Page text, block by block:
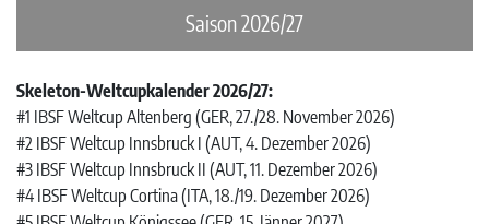
Saison 2026/27
Skeleton-Weltcupkalender 2026/27:
#1 IBSF Weltcup Altenberg (GER, 27./28. November 2026)
#2 IBSF Weltcup Innsbruck I (AUT, 4. Dezember 2026)
#3 IBSF Weltcup Innsbruck II (AUT, 11. Dezember 2026)
#4 IBSF Weltcup Cortina (ITA, 18./19. Dezember 2026)